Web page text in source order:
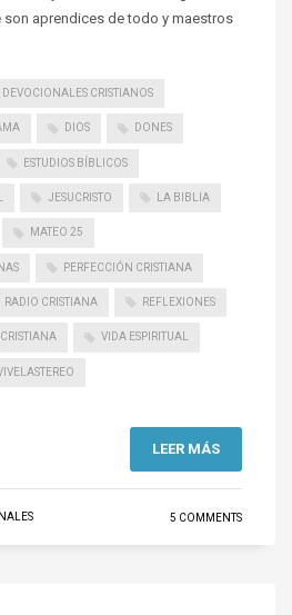
aprendices de todo y maestros
DEVOCIONALES CRISTIANOS
DIOS DONES
ESTUDIOS BÍBLICOS
JESUCRISTO LA BIBLIA
MATEO 25
PERFECCIÓN CRISTIANA
RADIO CRISTIANA REFLEXIONES
VIDA ESPIRITUAL
LEER MÁS
5 COMMENTS